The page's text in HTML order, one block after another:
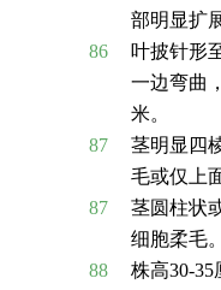
部明显扩
86
叶披针形
一边弯曲
米。
87
茎明显四
毛或仅上
87
茎圆柱状
细胞柔毛。
88
株高30-